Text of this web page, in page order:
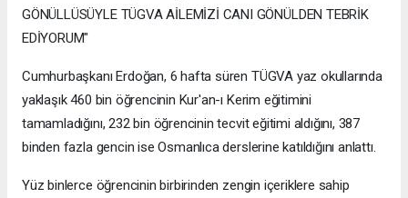
GÖNÜLLÜSÜYLE TÜGVA AİLEMİZİ CANI GÖNÜLDEN TEBRİK
EDİYORUM"
Cumhurbaşkanı Erdoğan, 6 hafta süren TÜGVA yaz okullarında
yaklaşık 460 bin öğrencinin Kur'an-ı Kerim eğitimini
tamamladığını, 232 bin öğrencinin tecvit eğitimi aldığını, 387
binden fazla gencin ise Osmanlıca derslerine katıldığını anlattı.
Yüz binlerce öğrencinin birbirinden zengin içeriklere sahip